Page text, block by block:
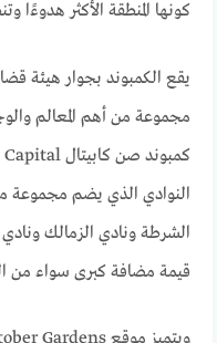
كونها المنطقة الأكثر هدوءًا
يقع الكمبوند بجوار هيئة
مجموعة من أهم المعالم
النوادي الذي يضم مجموعة من
الشرطة ونادي الزمالك
قيمة مضافة كبرى سواء من